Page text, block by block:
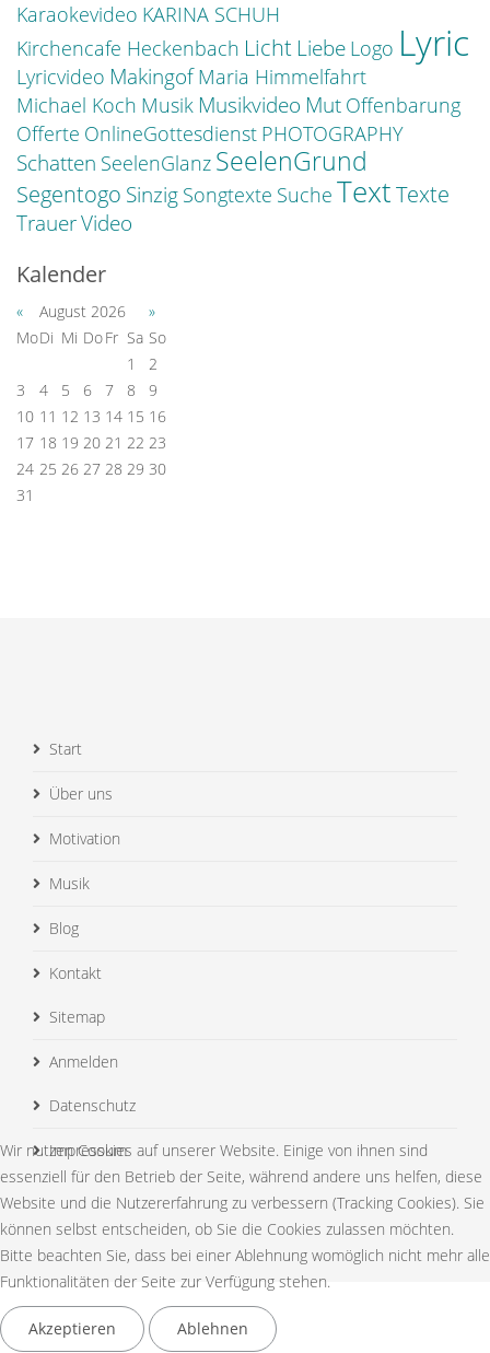
Karaokevideo KARINA SCHUH
Kirchencafe Heckenbach Licht Liebe Logo Lyric
Lyricvideo Makingof Maria Himmelfahrt
Michael Koch Musik Musikvideo Mut Offenbarung
Offerte OnlineGottesdienst PHOTOGRAPHY
Schatten SeelenGlanz SeelenGrund
Segentogo Sinzig Songtexte Suche TextTexte
TrauerVideo
Kalender
« August 2026
»
MoDi Mi DoFr Sa So
1
2
3
4 5 6 7 8
9
10 11 12 13 14 15 16
17 18 19 20 21 22 23
24 25 26 27 28 29 30
31
Start
Über uns
Motivation
Musik
Blog
Kontakt
Sitemap
Anmelden
Datenschutz
Impressum
© 2015 Your Company. All Rights Reserved. Designed By
JoomShaper
Wir nutzen Cookies auf unserer Website. Einige von ihnen sind
essenziell für den Betrieb der Seite, während andere uns helfen, diese
Website und die Nutzererfahrung zu verbessern (Tracking Cookies). Sie
können selbst entscheiden, ob Sie die Cookies zulassen möchten.
Bitte beachten Sie, dass bei einer Ablehnung womöglich nicht mehr alle
Funktionalitäten der Seite zur Verfügung stehen.
Akzeptieren Ablehnen